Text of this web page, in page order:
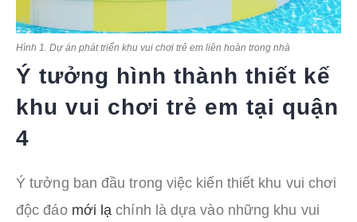
Hình 1. Dự án phát triển khu vui chơi trẻ em liên hoàn trong nhà
Ý tưởng hình thành thiết kế
khu vui chơi trẻ em tại quận
4
Ý tưởng ban đầu trong việc kiến thiết khu vui chơi
độc đáo mới lạchính là dựa vào những khu vui